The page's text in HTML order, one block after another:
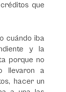
que
cuándo iba
y la
porque no
llevaron a
hacer un